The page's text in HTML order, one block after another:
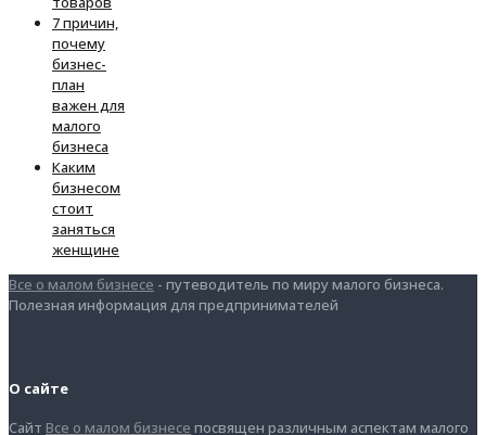
7 причин,
почему
бизнес-
план
важен для
малого
бизнеса
Каким
бизнесом
стоит
заняться
женщине
Все о малом бизнесе - путеводитель по миру малого бизнеса.
Полезная информация для предпринимателей
О сайте
Сайт Все о малом бизнесе посвящен различным аспектам малого